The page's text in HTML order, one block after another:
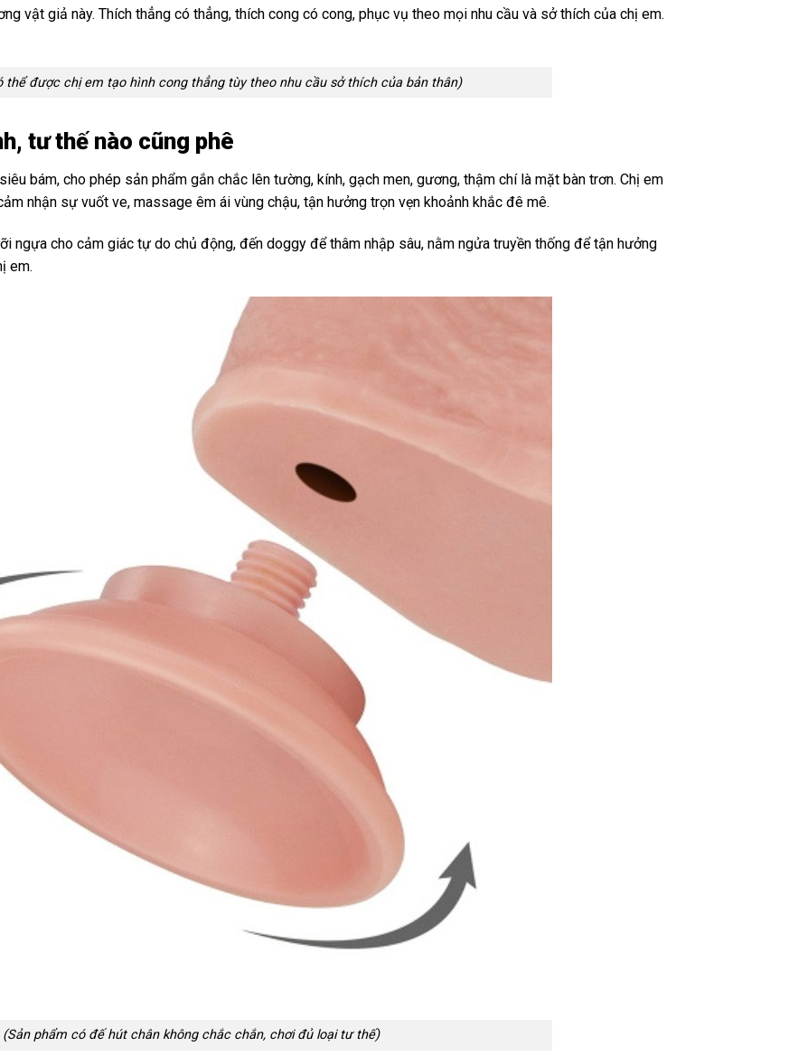
vật giả này. Thích thẳng có thẳng, thích cong có cong, phục vụ theo mọi nhu cầu và sở thích của chị em.
thể được chị em tạo hình cong thẳng tùy theo nhu cầu sở thích của bản thân)
tư thế nào cũng phê
bám, cho phép sản phẩm gắn chắc lên tường, kính, gạch men, gương, thậm chí là mặt bàn trơn. Chị em
nhận sự vuốt ve, massage êm ái vùng chậu, tận hưởng trọn vẹn khoảnh khắc đê mê.
ngựa cho cảm giác tự do chủ động, đến doggy để thâm nhập sâu, nằm ngửa truyền thống để tận hưởng
em.
(Sản phẩm có đế hút chân không chắc chắn, chơi đủ loại tư thế)